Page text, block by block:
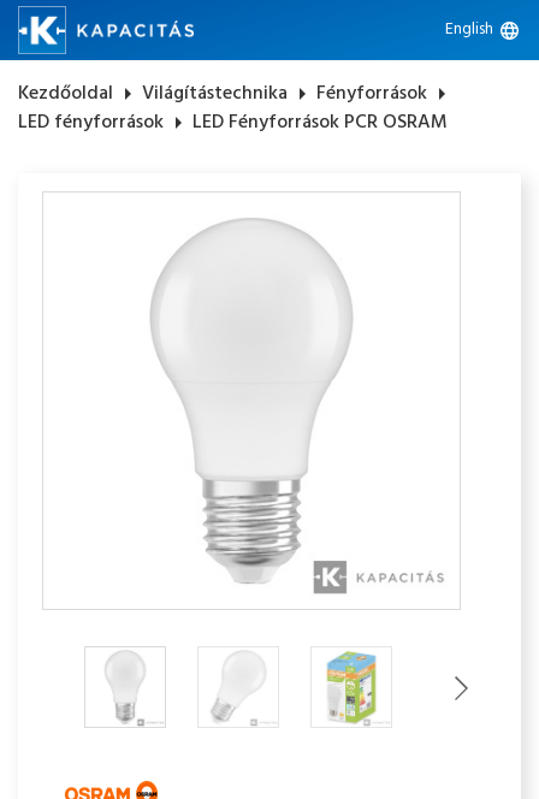
English language
Kezdőoldal arrow_right Világítástechnika arrow_right Fényforrások arrow_right
LED fényforrások arrow_right LED Fényforrások PCR OSRAM